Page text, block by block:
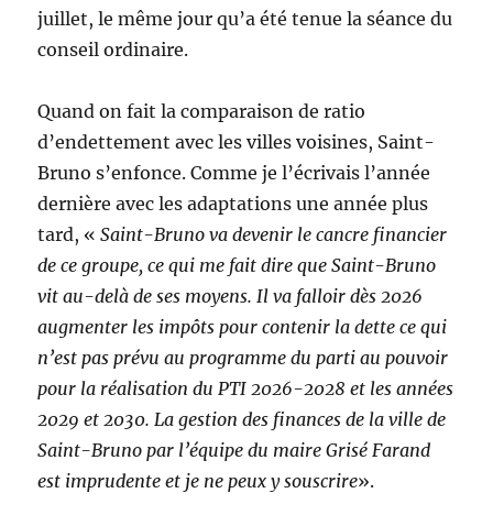
juillet, le même jour qu’a été tenue la séance du
conseil ordinaire.
Quand on fait la comparaison de ratio
d’endettement avec les villes voisines, Saint-
Bruno s’enfonce. Comme je l’écrivais l’année
dernière avec les adaptations une année plus
tard, «Saint-Bruno va devenir le cancre financier
de ce groupe, ce qui me fait dire que Saint-Bruno
vit au-delà de ses moyens. Il va falloir dès 2026
augmenter les impôts pour contenir la dette ce qui
n’est pas prévu au programme du parti au pouvoir
pour la réalisation du PTI 2026-2028 et les années
2029 et 2030. La gestion des finances de la ville de
Saint-Bruno par l’équipe du maire Grisé Farand
est imprudente et je ne peux y souscrire».